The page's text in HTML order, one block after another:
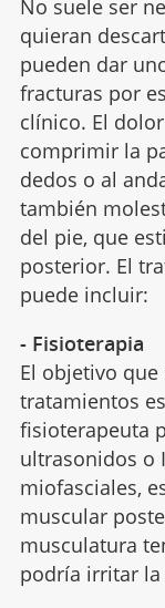
No suele ser
quieran
pueden dar
fracturas por
clínico. El
comprimir la
dedos o al
también
del pie, que
posterior. El
puede incluir:
- Fisioterapia
El objetivo
tratamientos
fisioterapeuta
ultrasonidos o
miofasciales,
muscular
musculatura
podría irritar la